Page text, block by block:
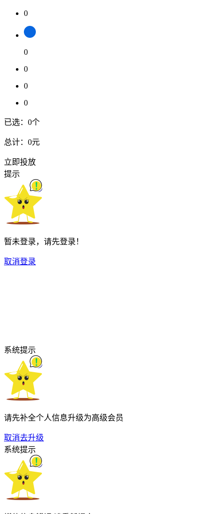
0
0
0
0
0
已选： 0个
总计： 0元
立即投放
提示
暂未登录，请先登录！
取消登录
系统提示
请先补全个人信息升级为高级会员
取消去升级
系统提示